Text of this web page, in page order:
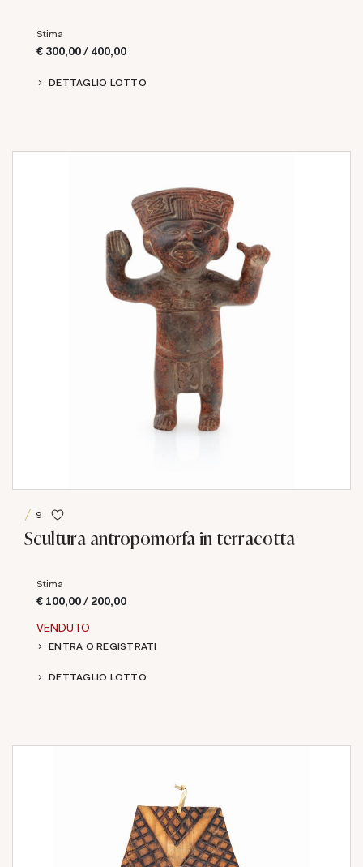
Stima
€ 300,00 / 400,00
DETTAGLIO LOTTO
9
Scultura antropomorfa in terracotta
Stima
€ 100,00 / 200,00
VENDUTO
ENTRA O REGISTRATI
DETTAGLIO LOTTO